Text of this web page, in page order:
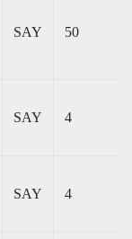
SAY 50
SAY 4
SAY 4